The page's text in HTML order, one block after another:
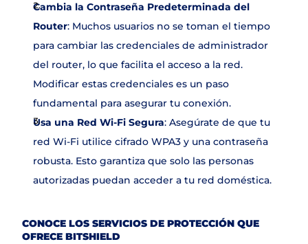
Cambia la Contraseña Predeterminada del
Router: Muchos usuarios no se toman el tiempo
para cambiar las credenciales de administrador
del router, lo que facilita el acceso a la red.
Modificar estas credenciales es un paso
fundamental para asegurar tu conexión.
Usa una Red Wi-Fi Segura: Asegúrate de que tu
red Wi-Fi utilice cifrado WPA3 y una contraseña
robusta. Esto garantiza que solo las personas
autorizadas puedan acceder a tu red doméstica.
CONOCE LOS SERVICIOS DE PROTECCIÓN QUE
OFRECE BITSHIELD